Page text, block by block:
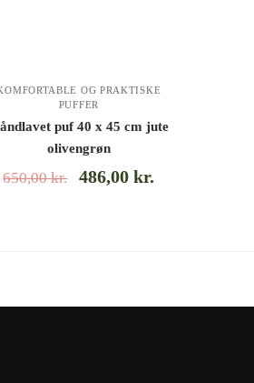
OG PRAKTISKE
PUFFER
puf 40 x 45 cm jute
olivengrøn
650,00kr. 486,00kr.